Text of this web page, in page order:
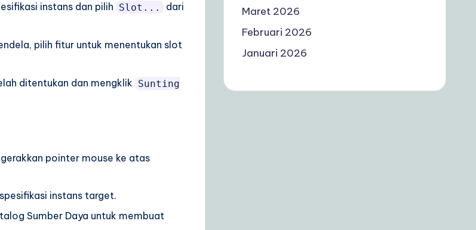
instans dan pilih Slot...
dari
pilih fitur untuk menentukan slot
ditentukan dan mengklik Sunting
pointer mouse ke atas
instans target.
Sumber Daya untuk membuat
Maret 2026
Februari 2026
Januari 2026